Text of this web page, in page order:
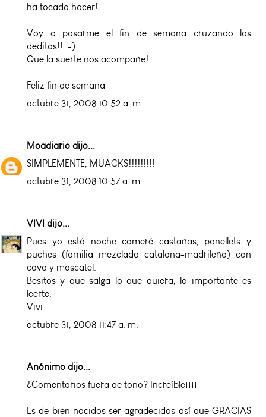
ha tocado hacer!
Voy a pasarme el fin de semana cruzando los
deditos!! :-)
Que la suerte nos acompañe!
Feliz fin de semana
octubre 31, 2008 10:52 a. m.
Moadiario dijo...
SIMPLEMENTE, MUACKS!!!!!!!!!
octubre 31, 2008 10:57 a. m.
VIVI dijo...
Pues yo está noche comeré castañas, panellets y
puches (familia mezclada catalana-madrileña) con
cava y moscatel.
Besitos y que salga lo que quiera, lo importante es
leerte.
Vivi
octubre 31, 2008 11:47 a. m.
Anónimo dijo...
¿Comentarios fuera de tono? Increíble¡¡¡¡
Es de bien nacidos ser agradecidos así que GRACIAS